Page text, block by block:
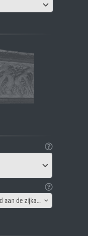
Canvas lijst - Afbeelding gespiegeld aan de zijkant